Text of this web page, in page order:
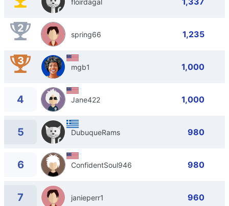
2 spring66 1,235
3 mgb1 1,000
4 Jane422 1,000
5 DubuqueRams 980
6 ConfidentSoul946 980
7 janieperr1 960